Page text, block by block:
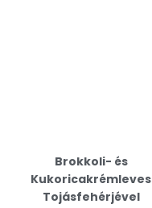
Brokkoli- és
Kukoricakrémleves
Tojásfehérjével